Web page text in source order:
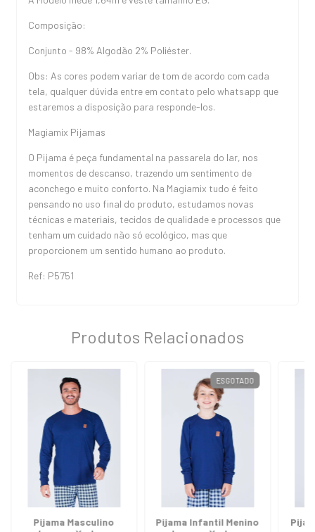
Composição:
Conjunto - 98% Algodão 2% Poliéster.
Obs: As cores podem variar de tom de acordo com cada
tela, qualquer dúvida entre em contato pelo whatsapp que
estaremos a disposição para responde-los.
Magiamix Pijamas
O Pijama é peça fundamental na passarela do lar, nos
momentos de descanso, trazendo um sentimento de
aconchego e muito conforto. Na Magiamix tudo é feito
pensando no uso final do produto, estudamos novas
técnicas e materiais, tecidos de qualidade e processos que
tenham um cuidado não só ecológico, mas que
proporcionem um sentido humano ao produto.
Ref: P5751
Produtos Relacionados
Pijama Masculino
ESGOTADO
Pijama Infantil Menino